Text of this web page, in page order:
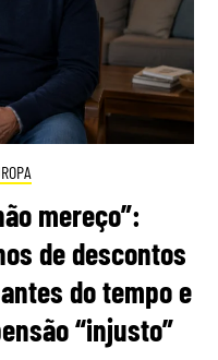
mereço”:
de descontos
do tempo e
“injusto”